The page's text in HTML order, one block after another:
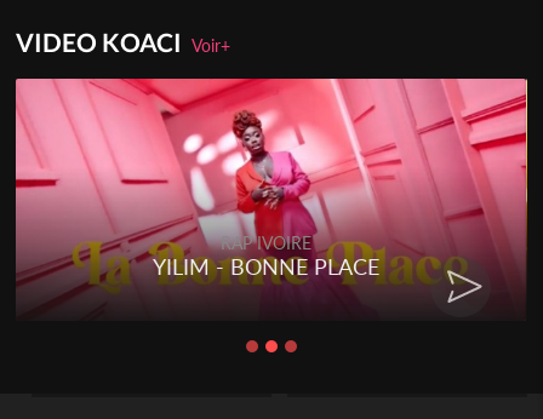
VIDEO KOACIVoir+
RAP IVOIRE
YILIM - BONNE PLACE